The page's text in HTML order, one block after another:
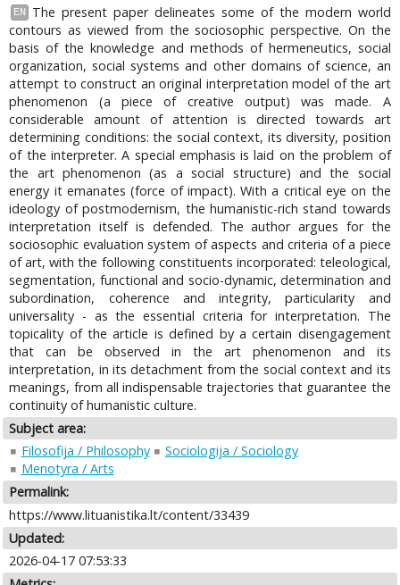
EN
The present paper delineates some of the modern world
contours as viewed from the sociosophic perspective. On the
basis of the knowledge and methods of hermeneutics, social
organization, social systems and other domains of science, an
attempt to construct an original interpretation model of the art
phenomenon (a piece of creative output) was made. A
considerable amount of attention is directed towards art
determining conditions: the social context, its diversity, position
of the interpreter. A special emphasis is laid on the problem of
the art phenomenon (as a social structure) and the social
energy it emanates (force of impact). With a critical eye on the
ideology of postmodernism, the humanistic-rich stand towards
interpretation itself is defended. The author argues for the
sociosophic evaluation system of aspects and criteria of a piece
of art, with the following constituents incorporated: teleological,
segmentation, functional and socio-dynamic, determination and
subordination, coherence and integrity, particularity and
universality - as the essential criteria for interpretation. The
topicality of the article is defined by a certain disengagement
that can be observed in the art phenomenon and its
interpretation, in its detachment from the social context and its
meanings, from all indispensable trajectories that guarantee the
continuity of humanistic culture.
Subject area:
Filosofija / Philosophy
Sociologija / Sociology
Menotyra / Arts
Permalink:
https://www.lituanistika.lt/content/33439
Updated:
2026-04-17 07:53:33